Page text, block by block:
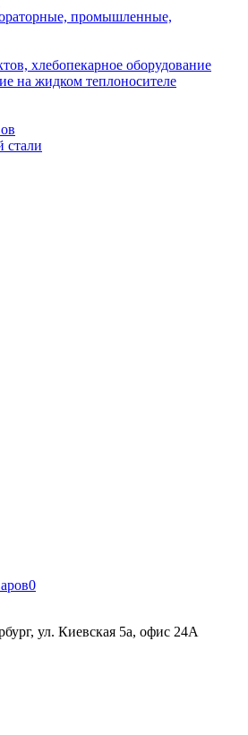
промышленные,
хлебопекарное оборудование
на жидком теплоносителе
0
ул. Киевская 5а, офис 24А